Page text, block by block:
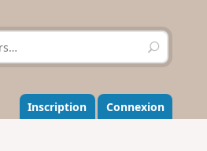
R
e
h
e
r
Inscription Connexion